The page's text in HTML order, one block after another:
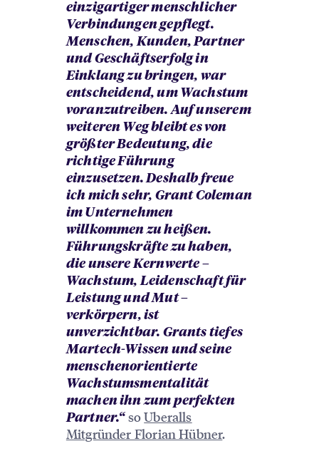
einzigartiger menschlicher
Verbindungen gepflegt.
Menschen, Kunden, Partner
und Geschäftserfolg in
Einklang zu bringen, war
entscheidend, um Wachstum
voranzutreiben. Auf unserem
weiteren Weg bleibt es von
größter Bedeutung, die
richtige Führung
einzusetzen. Deshalb freue
ich mich sehr, Grant Coleman
im Unternehmen
willkommen zu heißen.
Führungskräfte zu haben,
die unsere Kernwerte –
Wachstum, Leidenschaft für
Leistung und Mut –
verkörpern, ist
unverzichtbar. Grants tiefes
Martech-Wissen und seine
menschenorientierte
Wachstumsmentalität
machen ihn zum perfekten
Partner.“soUberalls
Mitgründer Florian Hübner.